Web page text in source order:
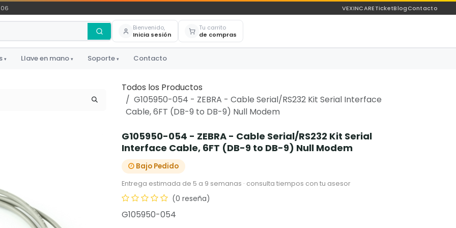
VEXINCARETicketBlogContacto
Bienvenido,
Inicia sesión
Tu carrito
de compras
▾ Llave en mano ▾ Soporte ▾ Contacto
Todos los Productos
G105950-054 - ZEBRA - Cable Serial/RS232 Kit Serial Interface
Cable, 6FT (DB-9 to DB-9) Null Modem
G105950-054 - ZEBRA - Cable Serial/RS232 Kit Serial
Interface Cable, 6FT (DB-9 to DB-9) Null Modem
Bajo Pedido
Entrega estimada de 5 a 9 semanas · consulta tiempos con tu asesor
(0 reseña)
G105950-054